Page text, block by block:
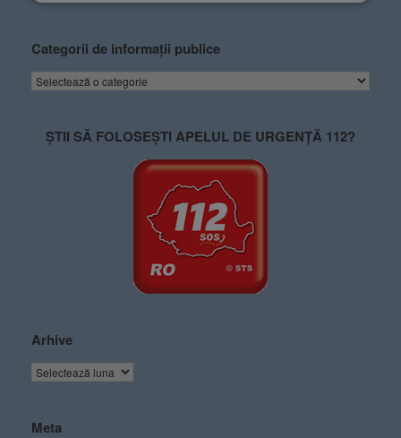
Categorii de informații publice
ȘTII SĂ FOLOSEȘTI APELUL DE URGENȚĂ 112?
Arhive
Meta